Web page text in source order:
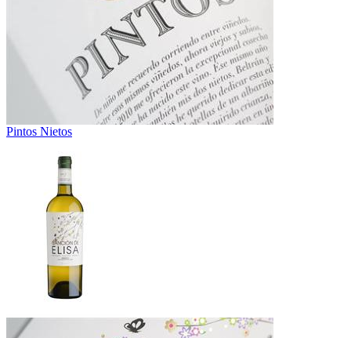
Pintos Nietos